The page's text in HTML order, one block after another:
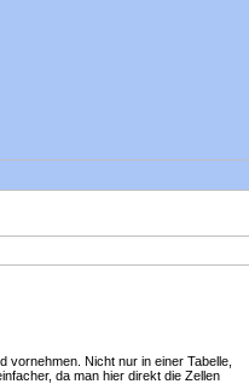
Nicht nur in einer Tabelle,
da man hier direkt die Zellen